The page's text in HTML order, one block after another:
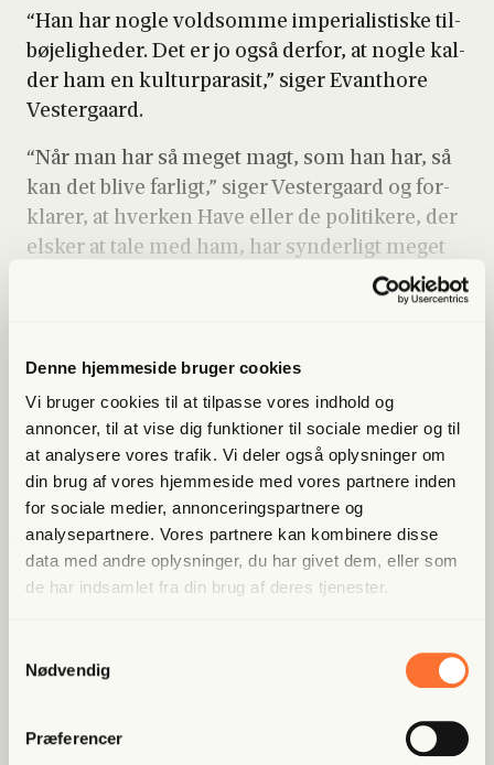
Denne hjemmeside bruger cookies
Vi bruger cookies til at tilpasse vores indhold og
annoncer, til at vise dig funktioner til sociale medier og til
at analysere vores trafik. Vi deler også oplysninger om
din brug af vores hjemmeside med vores partnere inden
for sociale medier, annonceringspartnere og
analysepartnere. Vores partnere kan kombinere disse
data med andre oplysninger, du har givet dem, eller som
de har indsamlet fra din brug af deres tjenester.
Nødvendig
Præferencer
“Han har nog­le vold­som­me impe­ri­a­li­sti­ske til­
bø­je­lig­he­der. Det er jo også der­for, at nog­le kal­
der ham en kul­tur­pa­ra­sit,” siger Evant­ho­re
Vester­gaard.
“Når man har så meget magt, som han har, så
kan det bli­ve far­ligt,” siger Vester­gaard og for­
kla­rer, at hver­ken Have eller de poli­ti­ke­re, der
elsker at tale med ham, har syn­der­ligt meget
Lige nu kan duspa­re 40%
Bliv med­lem og få adgang til hele Fri­heds­bre­vet. Fra
artik­ler til podcasts – få ori­gi­nal jour­na­li­stik, du ikke
fin­der andre ste­der
Bliv med­lem og spar nu